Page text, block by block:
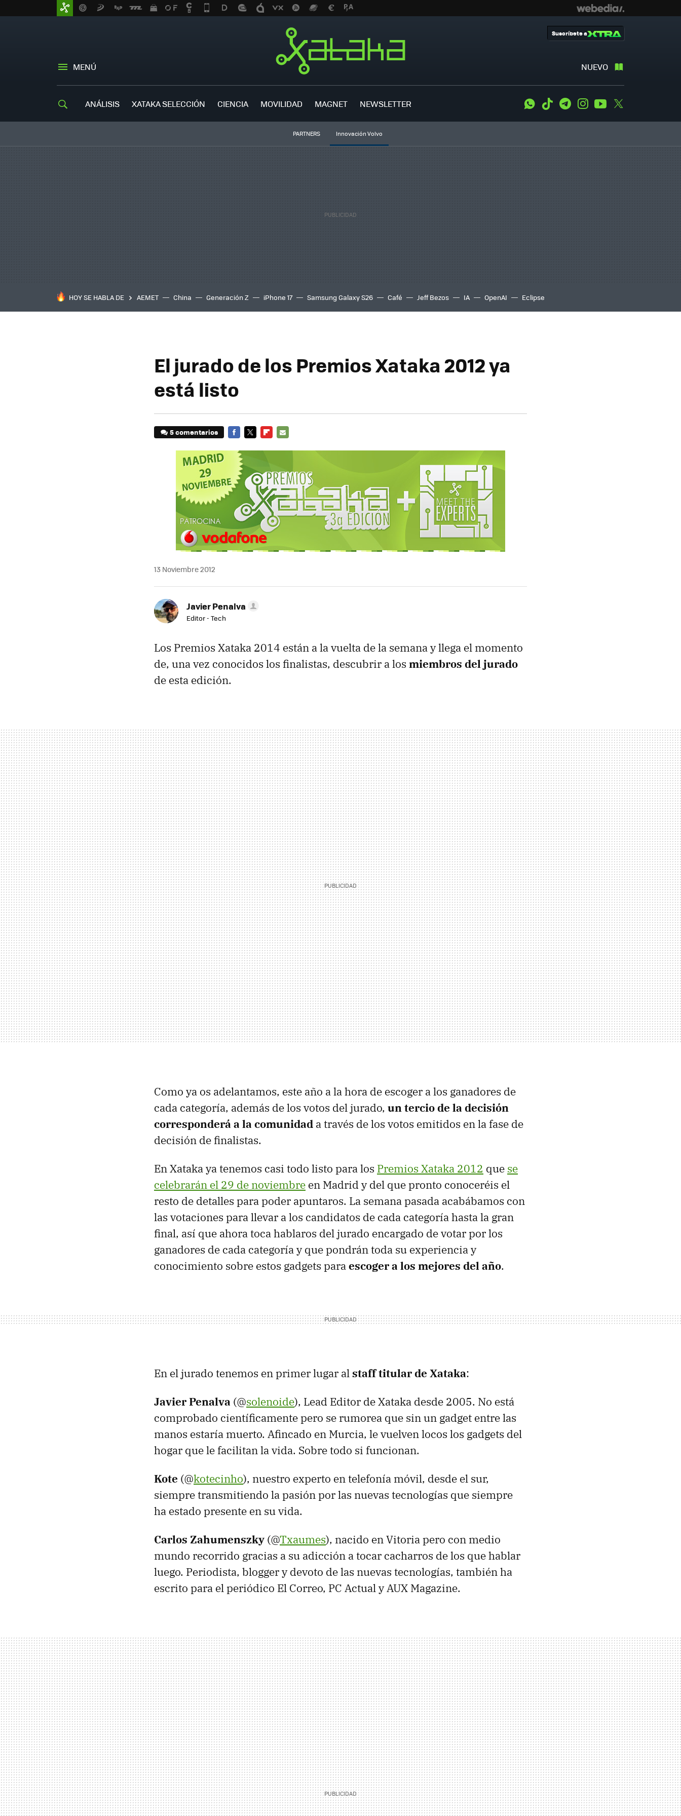
MENÚ NUEVO
Suscríbete a
ANÁLISIS XATAKA SELECCIÓN CIENCIA MOVILIDAD MAGNET NEWSLETTER WhatsApp
Tiktok TelegramInstagramYoutube
PARTNERS Innovación Volvo
HOY SE HABLA DE AEMET China Generación Z iPhone 17 Samsung Galaxy S26 Café Jeff Bezos IA OpenAI Eclipse
El jurado de los Premios Xataka 2012 ya
está listo
5 comentarios
13 Noviembre 2012
Javier Penalva
Editor - Tech
Los Premios Xataka 2014 están a la vuelta de la semana y llega el momento
de, una vez conocidos los finalistas, descubrir a los miembros del jurado
de esta edición.
Como ya os adelantamos, este año a la hora de escoger a los ganadores de
cada categoría, además de los votos del jurado, un tercio de la decisión
corresponderá a la comunidad a través de los votos emitidos en la fase de
decisión de finalistas.
En Xataka ya tenemos casi todo listo para los Premios Xataka 2012 que se
celebrarán el 29 de noviembre en Madrid y del que pronto conoceréis el
resto de detalles para poder apuntaros. La semana pasada acabábamos con
las votaciones para llevar a los candidatos de cada categoría hasta la gran
final, así que ahora toca hablaros del jurado encargado de votar por los
ganadores de cada categoría y que pondrán toda su experiencia y
conocimiento sobre estos gadgets paraescoger a los mejores del año.
En el jurado tenemos en primer lugar alstaff titular de Xataka:
Javier Penalva (@solenoide), Lead Editor de Xataka desde 2005. No está
comprobado científicamente pero se rumorea que sin un gadget entre las
manos estaría muerto. Afincado en Murcia, le vuelven locos los gadgets del
hogar que le facilitan la vida. Sobre todo si funcionan.
Kote (@kotecinho), nuestro experto en telefonía móvil, desde el sur,
siempre transmitiendo la pasión por las nuevas tecnologías que siempre
ha estado presente en su vida.
Carlos Zahumenszky (@Txaumes), nacido en Vitoria pero con medio
mundo recorrido gracias a su adicción a tocar cacharros de los que hablar
luego. Periodista, blogger y devoto de las nuevas tecnologías, también ha
escrito para el periódico El Correo, PC Actual y AUX Magazine.